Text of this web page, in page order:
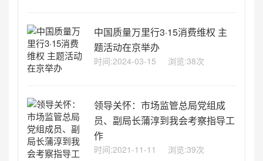
中国质量万里行3·15消费维权 主
题活动在京举办
时间:2024-03-15 浏览:38次
领导关怀：市场监管总局党组成
员、副局长蒲淳到我会考察指导工
作
时间:2021-11-11 浏览:39次